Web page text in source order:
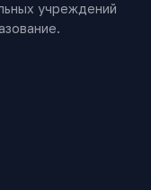
учреждений